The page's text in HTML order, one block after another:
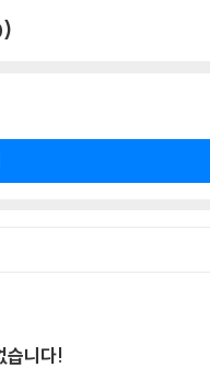
습니다!